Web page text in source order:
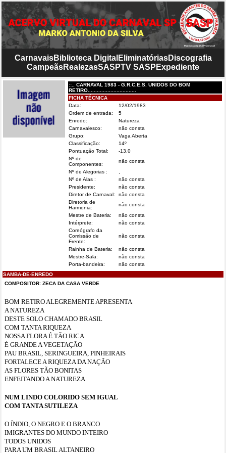
CarnavaisBiblioteca Digital EliminatóriasDiscografia
CampeãsRealezasSASPTV SASP Expediente
::.. CARNAVAL 1983 - G.R.C.E.S. UNIDOS DO BOM
RETIRO................................
FICHA TÉCNICA
Data:
12/02/1983
Ordem de entrada:
5
Enredo:
Natureza
Carnavalesco:
não consta
Grupo:
Vaga Aberta
Classificação:
14º
Pontuação Total:
-13,0
Nº de
Componentes:
não consta
Nº de Alegorias :
Nº de Alas :
não consta
Presidente:
não consta
Diretor de Carnaval:
não consta
Diretoria de
Harmonia:
não consta
Mestre de Bateria:
não consta
Intérprete:
não consta
Coreógrafo da
Comissão de
Frente:
não consta
Rainha de Bateria:
não consta
Mestre-Sala:
não consta
Porta-bandeira:
não consta
SAMBA-DE-ENREDO
COMPOSITOR: ZECA DA CASA VERDE
BOM RETIRO ALEGREMENTE APRESENTA
A NATUREZA
DESTE SOLO CHAMADO BRASIL
COM TANTA RIQUEZA
NOSSA FLORA É TÃO RICA
É GRANDE A VEGETAÇÃO
PAU BRASIL, SERINGUEIRA, PINHEIRAIS
FORTALECE A RIQUEZA DA NAÇÃO
AS FLORES TÃO BONITAS
ENFEITANDO A NATUREZA
NUM LINDO COLORIDO SEM IGUAL
COM TANTA SUTILEZA
O ÍNDIO, O NEGRO E O BRANCO
IMIGRANTES DO MUNDO INTEIRO
TODOS UNIDOS
PARA UM BRASIL ALTANEIRO